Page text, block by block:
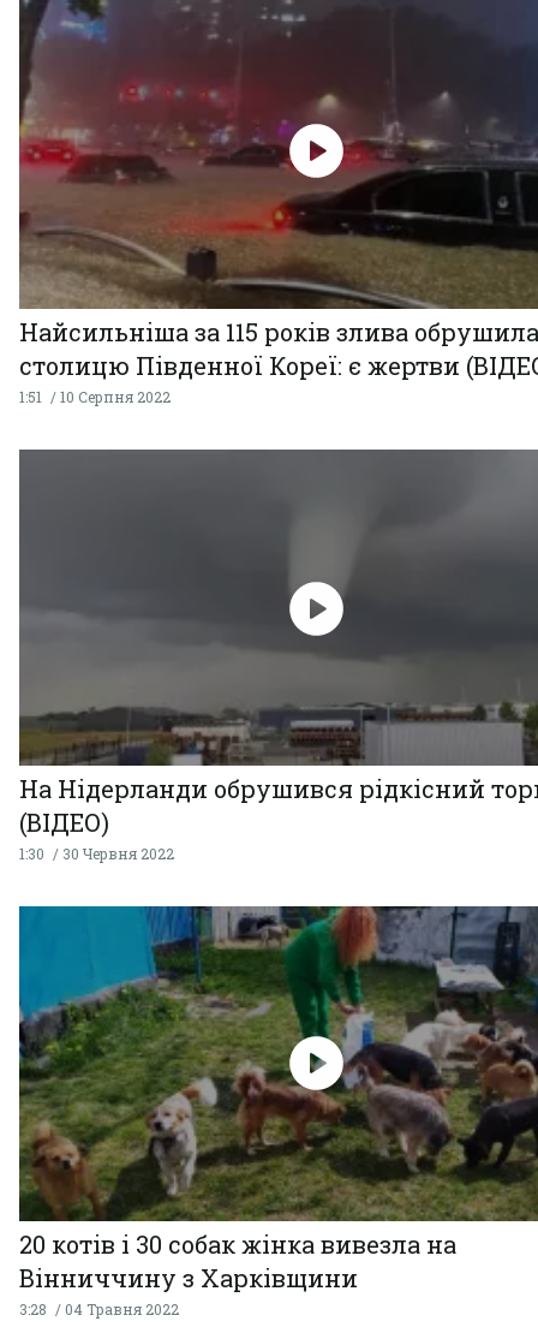
Найсильніша за 115 років злива
столицю Південної Кореї: є жертви
1:51 10 Серпня 2022
На Нідерланди обрушився рідкісний
(ВІДЕО)
1:30 30 Червня 2022
20 котів і 30 собак жінка вивезла на
Вінниччину з Харківщини
3:28 04 Травня 2022